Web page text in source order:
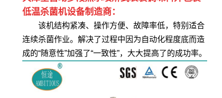
低温杀菌机设备制造商：
该机结构紧凑、操作方便、故障率低，特别适合
连续杀菌作业。解决了过程中因为自动化程度底而造
成的“随意性”加强了“一致性”，大大提高了的成功率。